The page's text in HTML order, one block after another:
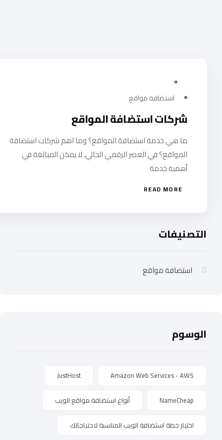
استضافة مواقع
شركات استضافة المواقع
ما هي خدمة استضافة المواقع؟ وما اهم شركات استضافة
المواقع؟ في العصر الرقمي الحالي، لا يمكن المبالغة في
أهمية خدمة
READ MORE
التصنيفات
استضافة مواقع
الوسوم
Amazon Web Services - AWS
JustHost
NameCheap أنواع استضافة مواقع الويب
اختيار خطة استضافة الويب المناسبة لاحتياجاتك